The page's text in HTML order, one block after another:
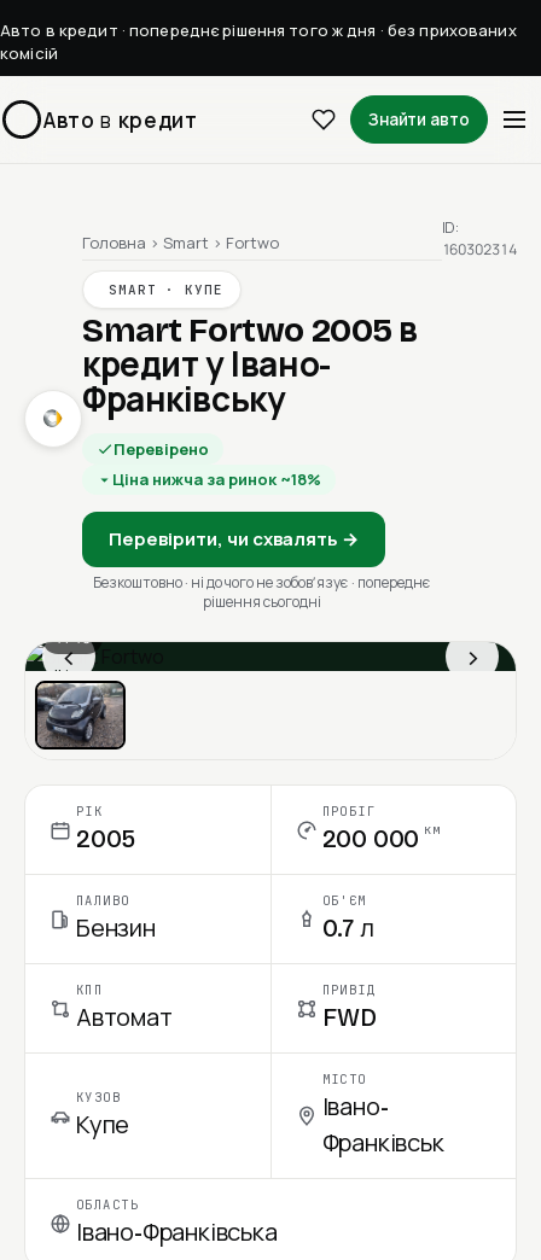
Авто в кредит · попереднє рішення того ж дня · без прихованих
комісій
Авто в кредит Знайти авто
Головна › Smart › Fortwo
SMART · КУПЕ
Smart Fortwo 2005 в
кредит у Івано-
Франківську
Перевірено
Ціна нижча за ринок ~18%
Перевірити, чи схвалять →
Безкоштовно · ні до чого не зобовʼязує · попереднє
рішення сьогодні
ID:
160302314
‹ ›
1 / 13
Ціна в місяць
РІК
2005
ПРОБІГ
200 000 км
ПАЛИВО
Бензин
ОБ'ЄМ
0.7 л
КПП
Автомат
ПРИВІД
FWD
КУЗОВ
Купе
МІСТО
Івано-
Франківськ
ОБЛАСТЬ
Івано-Франківська